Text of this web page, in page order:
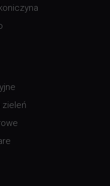
zieleń